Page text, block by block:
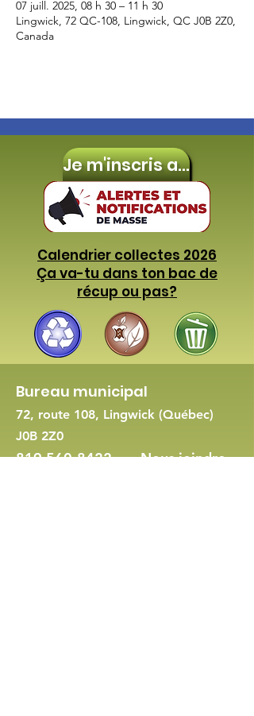
07 juill. 2025, 08 h 30 – 11 h 30
Lingwick, 72 QC-108, Lingwick, QC J0B 2Z0,
Canada
Je m'inscris aux
Calendrier collectes 2026
Ça va-tu dans ton bac de
récup ou pas?
Bureau municipal
72, route 108, Lingwick (Québec)
J0B 2Z0
819 560-8422-Nous joindre